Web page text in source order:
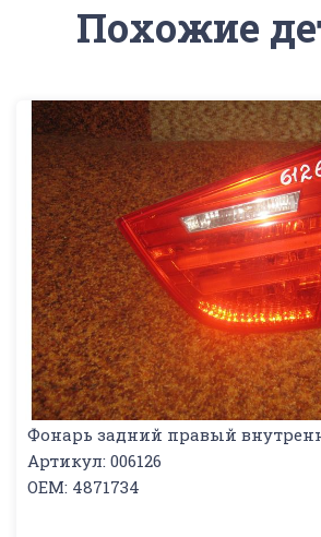
Похожие
Фонарь задний правый
Артикул: 006126
OEM: 4871734